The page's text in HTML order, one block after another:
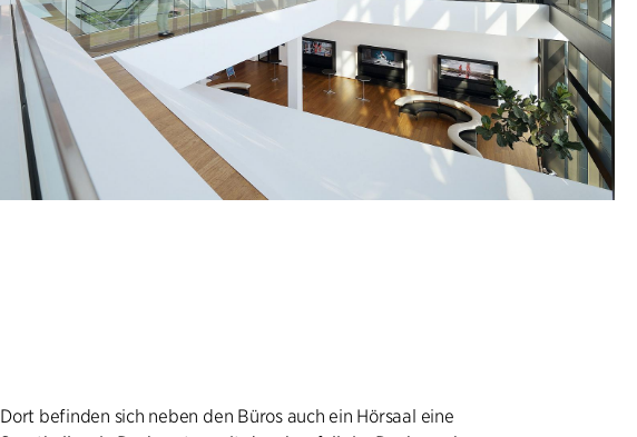
Dort befinden sich neben den Büros auch ein Hörsaal eine